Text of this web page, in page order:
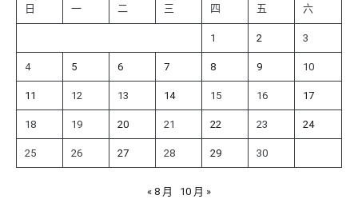
日 一 二 三 四 五 六
1 2 3
4 5 6 7 8 9 10
11 12 13 14 15 16 17
18 19 20 21 22 23 24
25 26 27 28 29 30
« 8 月 10 月 »